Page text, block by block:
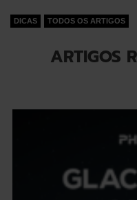
DICAS TODOS OS ARTIGOS
ARTIGOS